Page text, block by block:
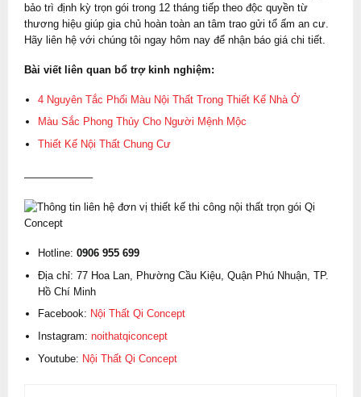
bảo trì định kỳ trọn gói trong 12 tháng tiếp theo độc quyền từ
thương hiệu giúp gia chủ hoàn toàn an tâm trao gửi tổ ấm an cư.
Hãy liên hệ với chúng tôi ngay hôm nay để nhận báo giá chi tiết.
Bài viết liên quan bổ trợ kinh nghiệm:
4 Nguyên Tắc Phối Màu Nội Thất Trong Thiết Kế Nhà Ở
Màu Sắc Phong Thủy Cho Người Mệnh Mộc
Thiết Kế Nội Thất Chung Cư
——————–
Hotline: 0906 955 699
Địa chỉ: 77 Hoa Lan, Phường Cầu Kiệu, Quận Phú Nhuận, TP.
Hồ Chí Minh
Facebook: Nội Thất Qi Concept
Instagram: noithatqiconcept
Youtube: Nội Thất Qi Concept